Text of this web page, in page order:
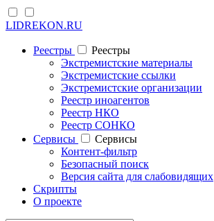
LIDREKON.RU
Реестры
Реестры
Экстремистские материалы
Экстремистские ссылки
Экстремистские организации
Реестр иноагентов
Реестр НКО
Реестр СОНКО
Cервисы
Cервисы
Контент-фильтр
Безопасный поиск
Версия сайта для слабовидящих
Скрипты
О проекте